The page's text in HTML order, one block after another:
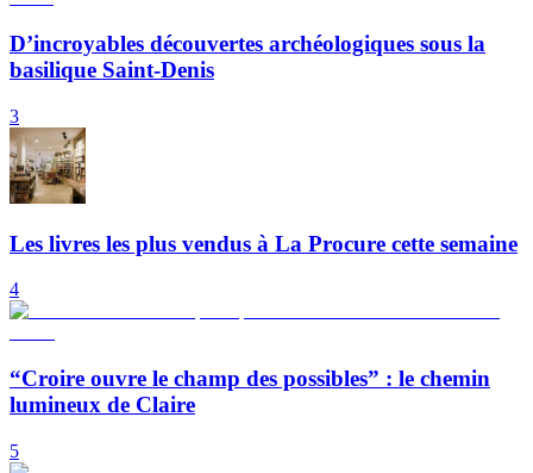
D’incroyables découvertes archéologiques sous la
basilique Saint-Denis
3
Les livres les plus vendus à La Procure cette semaine
4
“Croire ouvre le champ des possibles” : le chemin
lumineux de Claire
5